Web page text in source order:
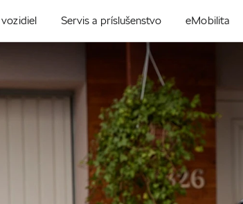
Servis a príslušenstvo eMobilita